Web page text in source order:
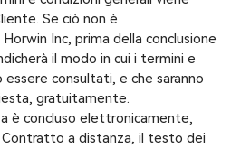
Se ciò non è
Inc, prima della conclusione
il modo in cui i termini e
consultati, e che saranno
gratuitamente.
è concluso elettronicamente,
Contratto a distanza, il testo dei